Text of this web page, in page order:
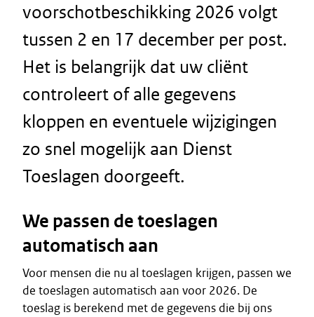
voorschotbeschikking 2026 volgt
tussen 2 en 17 december per post.
Het is belangrijk dat uw cliënt
controleert of alle gegevens
kloppen en eventuele wijzigingen
zo snel mogelijk aan Dienst
Toeslagen doorgeeft.
We passen de toeslagen
automatisch aan
Voor mensen die nu al toeslagen krijgen, passen we
de toeslagen automatisch aan voor 2026. De
toeslag is berekend met de gegevens die bij ons